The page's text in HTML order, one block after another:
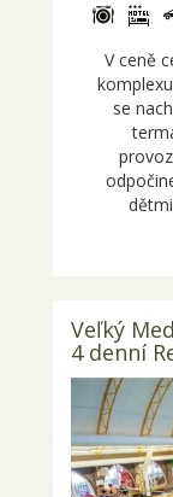
V ceně
se
Veľký
4 denní